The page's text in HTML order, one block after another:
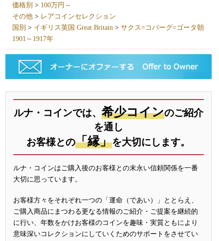
価格別 > 100万円～
その他 > レアコインセレクション
国別 > イギリス英国 Great Britain >サクス=コバーグ=ゴータ朝
1901～1917年
ルナ・コインでは、 希少コインのご紹介
を通し
お客様との「縁」を大切にします。
ルナ・コインはご購入後のお客様との末永い信頼関係を一番
大切に思っています。
お客様方々をそれぞれ一つの「運命（であい）」ととらえ、
ご購入商品にまつわる更なる情報のご紹介・ご提案を継続的
に行い、年数をかけお客様のコインを趣味・実質ともにより
意味深いコレクションにしていくためのサポートをさせてい